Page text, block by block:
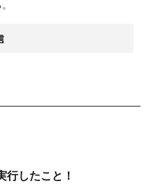
行したこと！